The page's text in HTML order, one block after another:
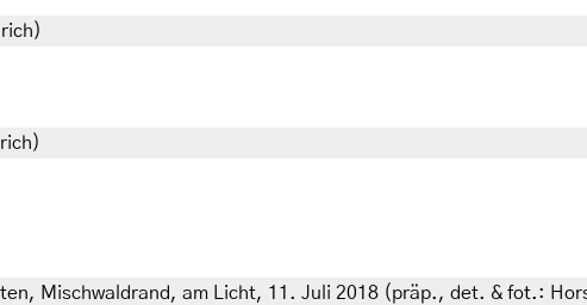
Mischwaldrand, am Licht, 11. Juli 2018 (präp., det. & fot.: